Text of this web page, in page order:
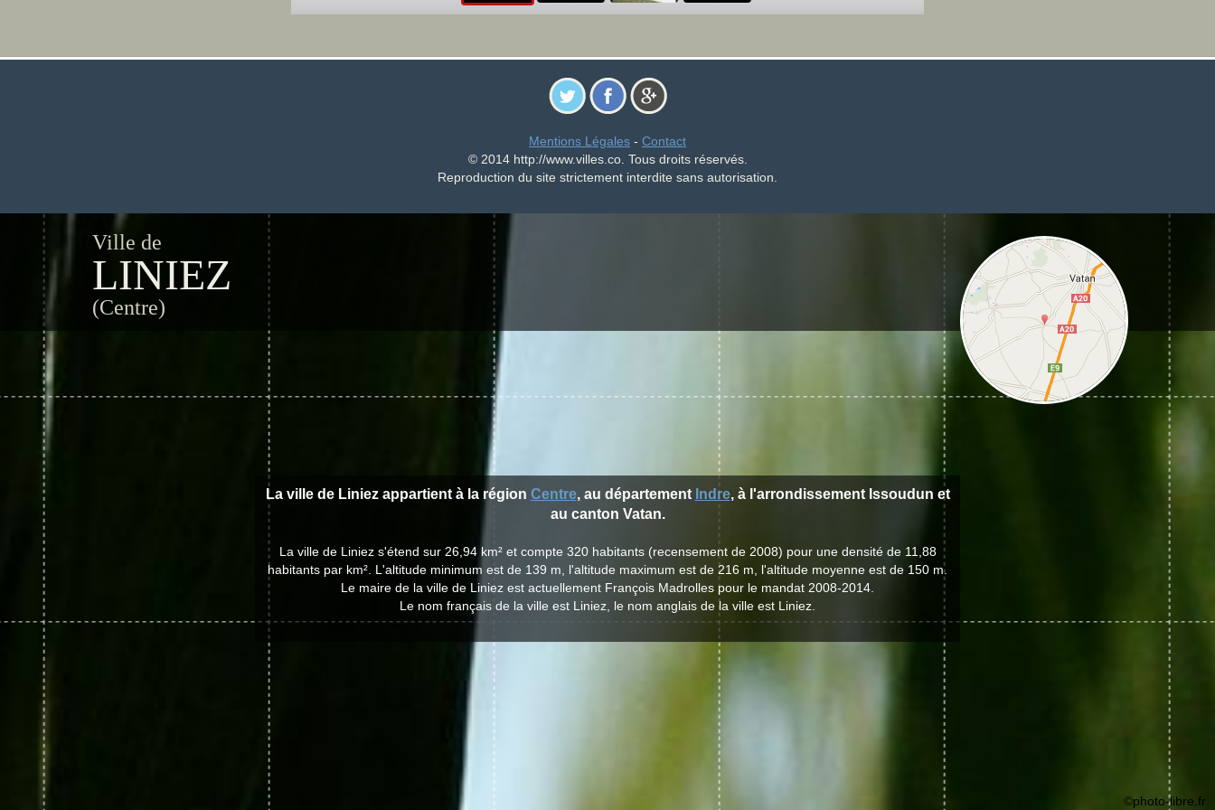
Mentions Légales - Contact
© 2014 http://www.villes.co. Tous droits réservés.
Reproduction du site strictement interdite sans autorisation.
Ville de
LINIEZ
(Centre)
La ville de Liniez appartient à la région Centre, au département Indre, à l'arrondissement Issoudun et
au canton Vatan.
La ville de Liniez s'étend sur 26,94 km² et compte 320 habitants (recensement de 2008) pour une densité de 11,88
habitants par km². L'altitude minimum est de 139 m, l'altitude maximum est de 216 m, l'altitude moyenne est de 150 m.
Le maire de la ville de Liniez est actuellement François Madrolles pour le mandat 2008-2014.
Le nom français de la ville est Liniez, le nom anglais de la ville est Liniez.
©photo-libre.fr